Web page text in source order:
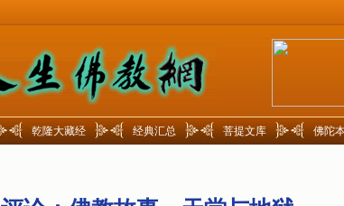
乾隆大藏经 经典汇总 菩提文库 佛陀